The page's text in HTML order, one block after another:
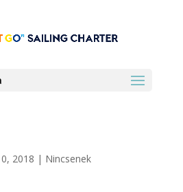
2018 | Nincsenek